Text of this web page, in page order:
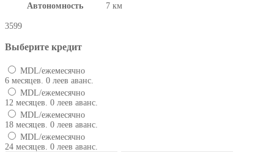
Автономность 7 км
3599
Выберите кредит
MDL/ежемесячно
6 месяцев. 0 леев аванс.
MDL/ежемесячно
12 месяцев. 0 леев аванс.
MDL/ежемесячно
18 месяцев. 0 леев аванс.
MDL/ежемесячно
24 месяцев. 0 леев аванс.